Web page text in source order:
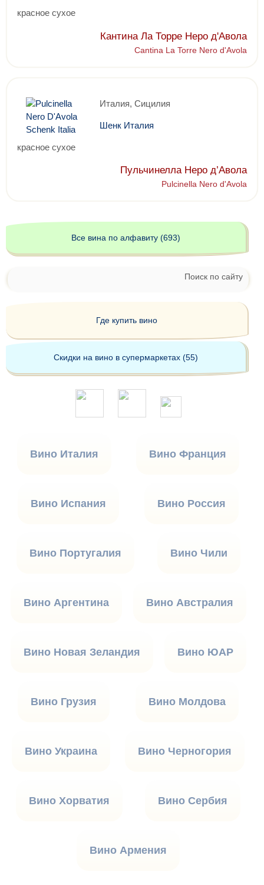
красное сухое
Кантина Ла Торре Неро д'Авола
Cantina La Torre Nero d'Avola
Италия, Сицилия
Шенк Италия
красное сухое
Пульчинелла Неро д’Авола
Pulcinella Nero d'Avola
Все вина по алфавиту (693)
Поиск по сайту
Где купить вино
Скидки на вино в супермаркетах (55)
Вино Италия Вино Франция
Вино Испания Вино Россия
Вино Португалия Вино Чили
Вино Аргентина Вино Австралия
Вино Новая Зеландия Вино ЮАР
Вино Грузия Вино Молдова
Вино Украина Вино Черногория
Вино Хорватия Вино Сербия
Вино Армения